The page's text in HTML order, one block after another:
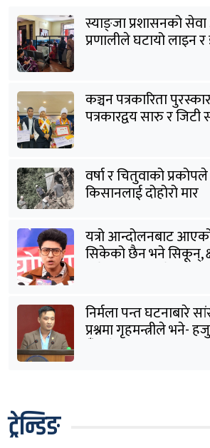
स्याङ्जा प्रशासनको
प्रणालीले घटायो लाइन
कञ्चन पत्रकारिता
पत्रकारद्वय सारु र जिटी
वर्षा र चितुवाको
किसानलाई दोहोरो मार
यत्रो आन्दोलनबाट
सिकेको छैन भने सिकून्,
विवेक भएन कि के भएन ?:
निर्मला पन्त घटनाबारे
प्रश्नमा गृहमन्त्रीले भने-
हुँदाखेरि किन नगर्नुभएको
ट्रेन्डिङ